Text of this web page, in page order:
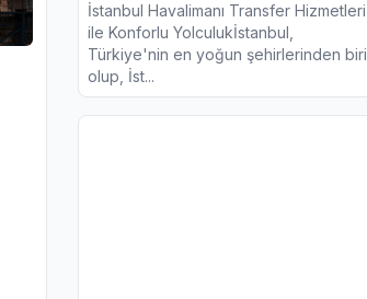
İstanbul Havalimanı Transfer Hizmetleri
ile Konforlu Yolculukİstanbul,
Türkiye'nin en yoğun şehirlerinden biri
olup, İst...